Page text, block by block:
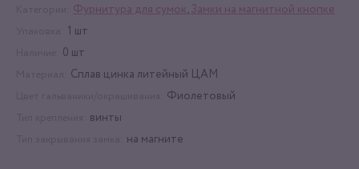
Фурнитура для сумок, Замки на магнитной кнопке
1 шт
0 шт
Сплав цинка литейный ЦАМ
Фиолетовый
винты
на магните